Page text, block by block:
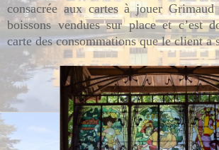
consacrée aux cartes à jouer
boissons vendues sur place et c’est
carte des consommations que le client a